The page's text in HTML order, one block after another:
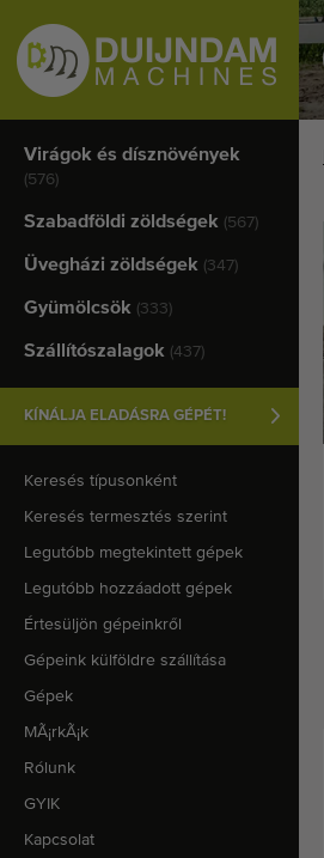
Virágok és dísznövények
(576)
Szabadföldi zöldségek (567)
Üvegházi zöldségek (347)
Gyümölcsök (333)
Szállítószalagok (437)
KÍNÁLJA ELADÁSRA GÉPÉT!
Keresés típusonként
Keresés termesztés szerint
Legutóbb megtekintett gépek
Legutóbb hozzáadott gépek
Értesüljön gépeinkről
Gépeink külföldre szállítása
Gépek
MÃ¡rkÃ¡k
Rólunk
GYIK
Kapcsolat